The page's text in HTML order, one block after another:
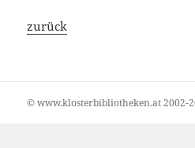
zurück
© www.klosterbibliotheken.at 2002-